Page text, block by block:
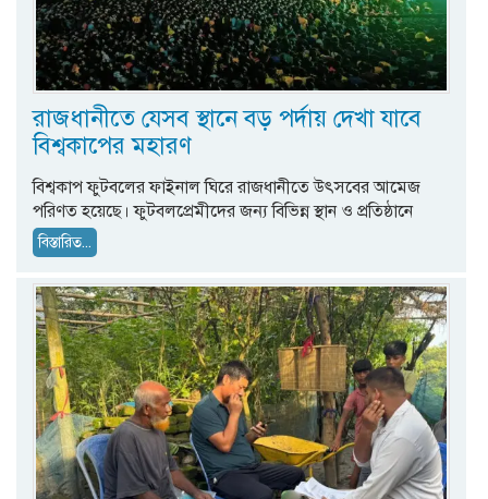
রাজধানীতে যেসব স্থানে বড় পর্দায় দেখা যাবে
বিশ্বকাপের মহারণ
বিশ্বকাপ ফুটবলের ফাইনাল ঘিরে রাজধানীতে উৎসবের আমেজ
পরিণত হয়েছে। ফুটবলপ্রেমীদের জন্য বিভিন্ন স্থান ও প্রতিষ্ঠানে
বিস্তারিত...